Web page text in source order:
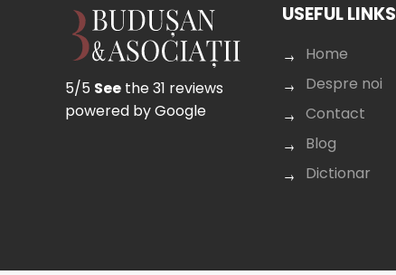
5/5 See the 31 reviews
powered by Google
USEFUL LINKS
Home
Despre noi
Contact
Blog
Dictionar